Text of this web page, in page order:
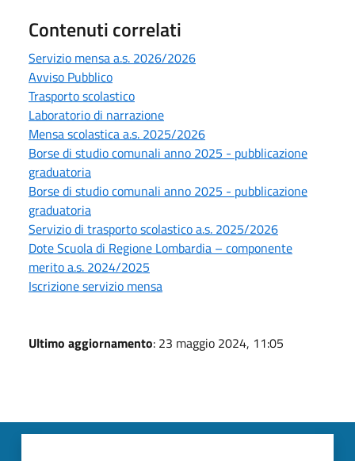
Contenuti correlati
Servizio mensa a.s. 2026/2026
Avviso Pubblico
Trasporto scolastico
Laboratorio di narrazione
Mensa scolastica a.s. 2025/2026
Borse di studio comunali anno 2025 - pubblicazione
graduatoria
Borse di studio comunali anno 2025 - pubblicazione
graduatoria
Servizio di trasporto scolastico a.s. 2025/2026
Dote Scuola di Regione Lombardia – componente
merito a.s. 2024/2025
Iscrizione servizio mensa
Ultimo aggiornamento: 23 maggio 2024, 11:05